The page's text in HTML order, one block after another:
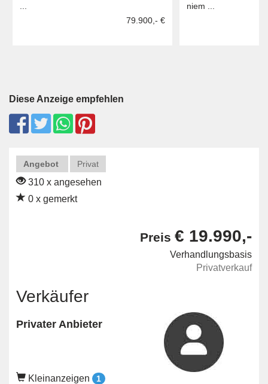
79.900,- €
niem ...
Diese Anzeige empfehlen
Angebot Privat
310 x angesehen
0 x gemerkt
Preis € 19.990,-
Verhandlungsbasis
Privatverkauf
Verkäufer
Privater Anbieter
Kleinanzeigen 1